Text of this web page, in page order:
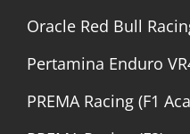
Oracle Red Bull
Pertamina Enduro
PREMA Racing (F1